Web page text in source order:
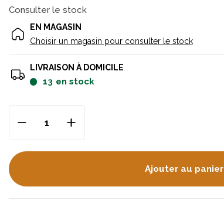
Consulter le stock
EN MAGASIN
Choisir un magasin pour consulter le stock
LIVRAISON À DOMICILE
13 en stock
Ajouter au panier